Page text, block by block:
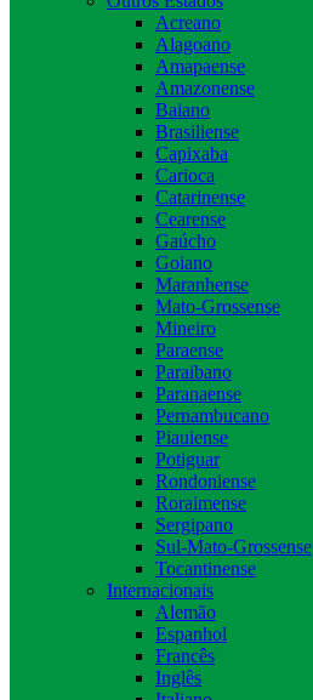
Acreano
Alagoano
Amapaense
Amazonense
Baiano
Brasiliense
Capixaba
Carioca
Catarinense
Cearense
Gaúcho
Goiano
Maranhense
Mato-Grossense
Mineiro
Paraense
Paraibano
Paranaense
Pernambucano
Piauiense
Potiguar
Rondoniense
Roraimense
Sergipano
Sul-Mato-Grossense
Tocantinense
Internacionais
Alemão
Espanhol
Francês
Inglês